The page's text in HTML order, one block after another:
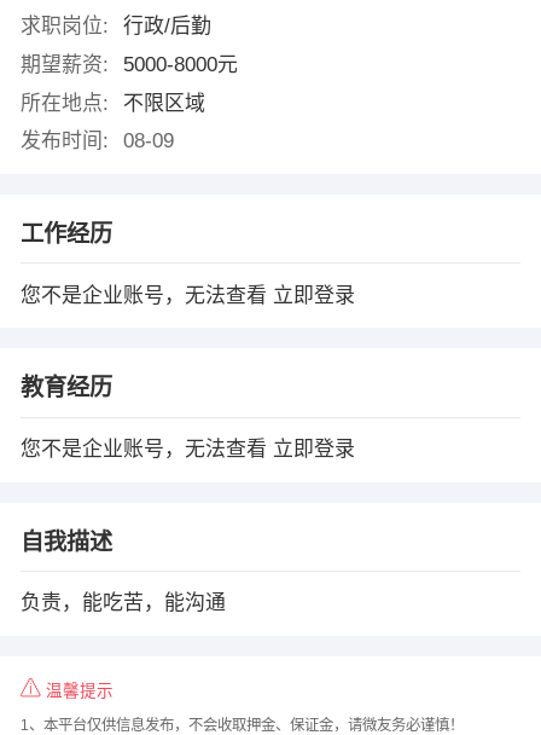
求职岗位:
行政/后勤
期望薪资:
5000-8000元
所在地点:
不限区域
发布时间:
08-09
工作经历
您不是企业账号，无法查看 立即登录
教育经历
您不是企业账号，无法查看 立即登录
自我描述
负责，能吃苦，能沟通
温馨提示
1、本平台仅供信息发布，不会收取押金、保证金，请微友务必谨慎！